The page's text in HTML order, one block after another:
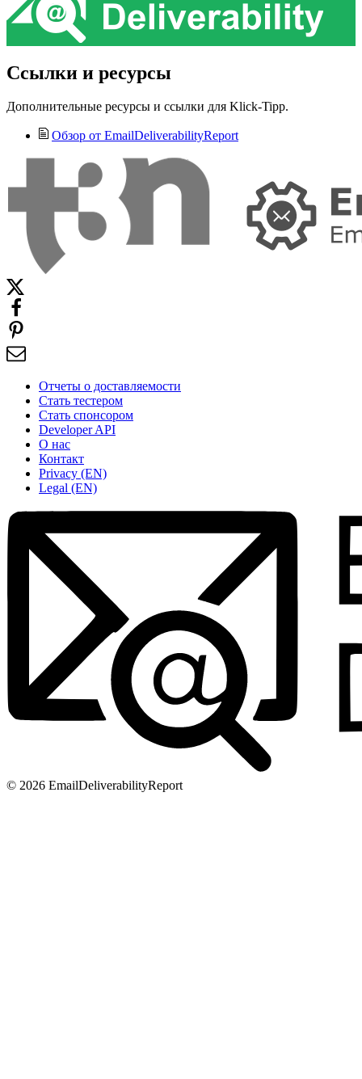
Ссылки и ресурсы
Дополнительные ресурсы и ссылки для Klick-Tipp.
Обзор от EmailDeliverabilityReport
Отчеты о доставляемости
Стать тестером
Стать спонсором
Developer API
О нас
Контакт
Privacy (EN)
Legal (EN)
© 2026 EmailDeliverabilityReport